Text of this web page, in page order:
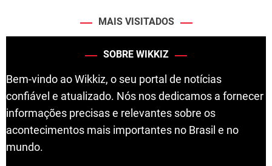
MAIS VISITADOS
SOBRE WIKKIZ
Bem-vindo ao Wikkiz, o seu portal de notícias
confiável e atualizado. Nós nos dedicamos a fornecer
informações precisas e relevantes sobre os
acontecimentos mais importantes no Brasil e no
mundo.